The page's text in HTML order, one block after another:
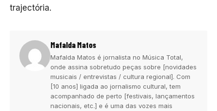
trajectória.
Mafalda Matos
Mafalda Matos é jornalista no Música Total,
onde assina sobretudo peças sobre [novidades
musicais / entrevistas / cultura regional]. Com
[10 anos] ligada ao jornalismo cultural, tem
acompanhado de perto [festivais, lançamentos
nacionais, etc.] e é uma das vozes mais